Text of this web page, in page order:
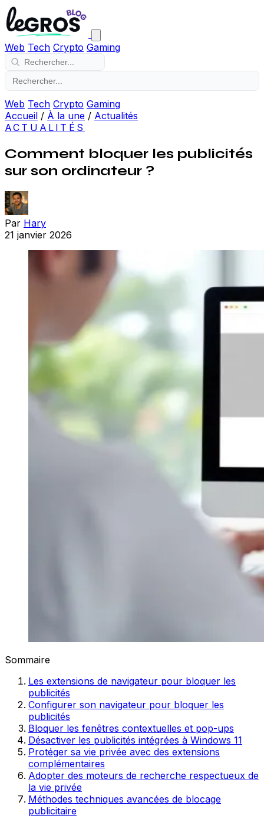
Web Tech Crypto Gaming
Web Tech Crypto Gaming
Accueil / À la une / Actualités
ACTUALITÉS
Comment bloquer les publicités
sur son ordinateur ?
Par Hary
21 janvier 2026
Sommaire
Les extensions de navigateur pour bloquer les
publicités
Configurer son navigateur pour bloquer les
publicités
Bloquer les fenêtres contextuelles et pop-ups
Désactiver les publicités intégrées à Windows 11
Protéger sa vie privée avec des extensions
complémentaires
Adopter des moteurs de recherche respectueux de
la vie privée
Méthodes techniques avancées de blocage
publicitaire